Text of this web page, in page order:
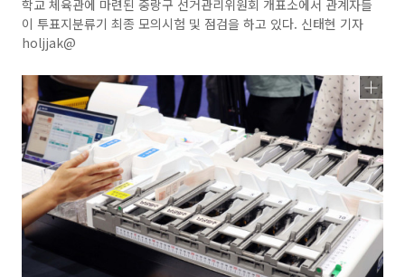
학교 체육관에 마련된 중랑구 선거관리위원회 개표소에서 관계자들
이 투표지분류기 최종 모의시험 및 점검을 하고 있다. 신태현 기자
holjjak@